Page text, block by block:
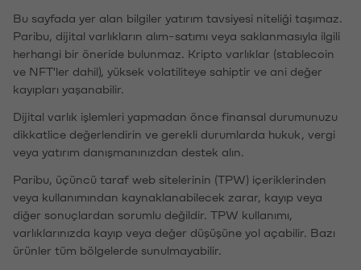
Bu sayfada yer alan bilgiler yatırım tavsiyesi niteliği taşımaz.
Paribu, dijital varlıkların alım-satımı veya saklanmasıyla ilgili
herhangi bir öneride bulunmaz. Kripto varlıklar (stablecoin
ve NFT'ler dahil), yüksek volatiliteye sahiptir ve ani değer
kayıpları yaşanabilir.
Dijital varlık işlemleri yapmadan önce finansal durumunuzu
dikkatlice değerlendirin ve gerekli durumlarda hukuk, vergi
veya yatırım danışmanınızdan destek alın.
Paribu, üçüncü taraf web sitelerinin (TPW) içeriklerinden
veya kullanımından kaynaklanabilecek zarar, kayıp veya
diğer sonuçlardan sorumlu değildir. TPW kullanımı,
varlıklarınızda kayıp veya değer düşüşüne yol açabilir. Bazı
ürünler tüm bölgelerde sunulmayabilir.